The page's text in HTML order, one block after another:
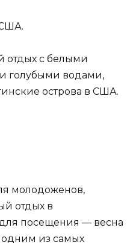
с белыми
голубыми водами,
острова в США.
молодоженов,
отдых в
посещения — весна
одним из самых